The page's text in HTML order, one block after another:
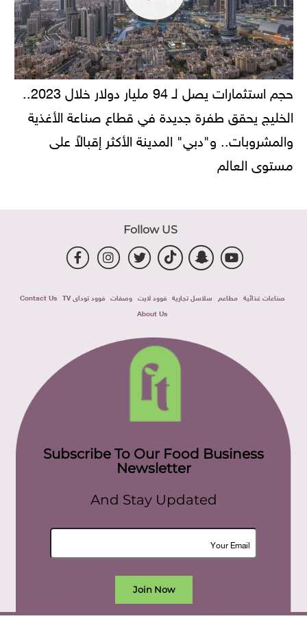
حجم استثمارات يصل لـ 94 مليار دولار خلال 2023..
الخليج يحقق طفرة جديدة في قطاع صناعة الأغذية
والمشروبات.. و"دبي" المدينة الأكثر إقبالاً على
مستوى العالم
Follow US
صناعات غذائية مطاعم سلاسل تجارية فوود لايت وصفات فوود توداى TV
Contact Us
About Us
Subscribe To Our Food Business
Newsletter
And Stay Updated
Join Now